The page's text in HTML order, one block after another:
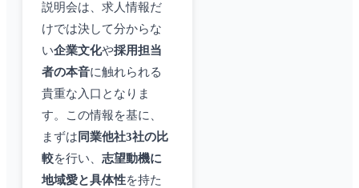
説明会は、求人情報だ
けでは決して分からな
い企業文化や採用担当
者の本音に触れられる
貴重な入口となりま
す。この情報を基に、
まずは 同業他社3社の比
較を行い、 志望動機に
地域愛と具体性を持た